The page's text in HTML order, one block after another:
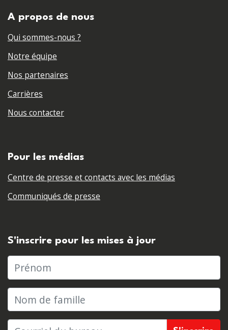
A propos de nous
Qui sommes-nous ?
Notre équipe
Nos partenaires
Carrières
Nous contacter
Pour les médias
Centre de presse et contacts avec les médias
Communiqués de presse
S'inscrire pour les mises à jour
Prénom
Nom de famille